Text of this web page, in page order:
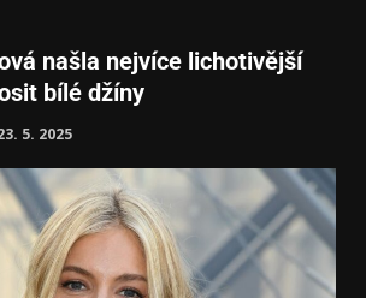
našla nejvíce lichotivější
bílé džíny
5. 2025